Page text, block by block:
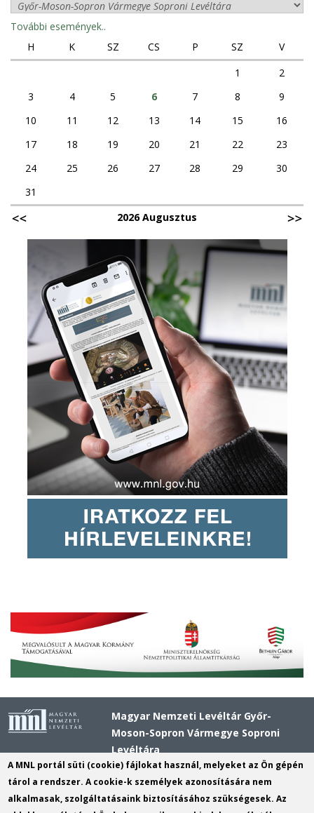
További események..
H
K SZ CS P SZ
V
1
2
3
4 5 6 7 8
9
10
11 12 13 14 15
16
17
18 19 20 21 22
23
24
25 26 27 28 29
30
31
2026 Augusztus
Magyar Nemzeti Levéltár Győr-
Moson-Sopron Vármegye Soproni
Levéltára
Cím
: 9400 Sopron Fő tér 1
Postacím:9401 Sopron pf: 82
A MNL portál süti (cookie) fájlokat használ, melyeket az Ön gépén
tárol a rendszer. A cookie-k személyek azonosítására nem
alkalmasak, szolgáltatásaink biztosításához szükségesek. Az